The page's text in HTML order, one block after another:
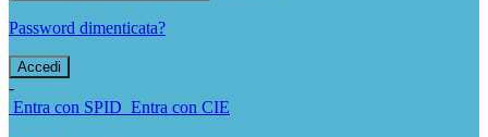
Password dimenticata?
-
Entra con SPID Entra con CIE